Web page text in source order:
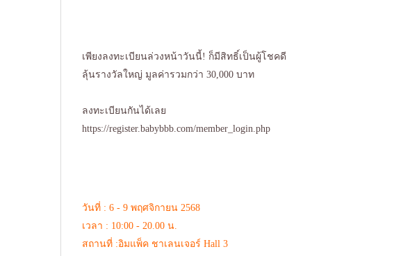
เพียงลงทะเบียนล่วงหน้าวันนี้! ก็มีสิทธิ์เป็นผู้โชคดี
ลุ้นรางวัลใหญ่ มูลค่ารวมกว่า 30,000 บาท
ลงทะเบียนกันได้เลย
https://register.babybbb.com/member_login.php
วันที่ : 6 - 9 พฤศจิกายน 2568
เวลา : 10:00 - 20.00 น.
สถานที่ :อิมแพ็ค ชาเลนเจอร์ Hall 3